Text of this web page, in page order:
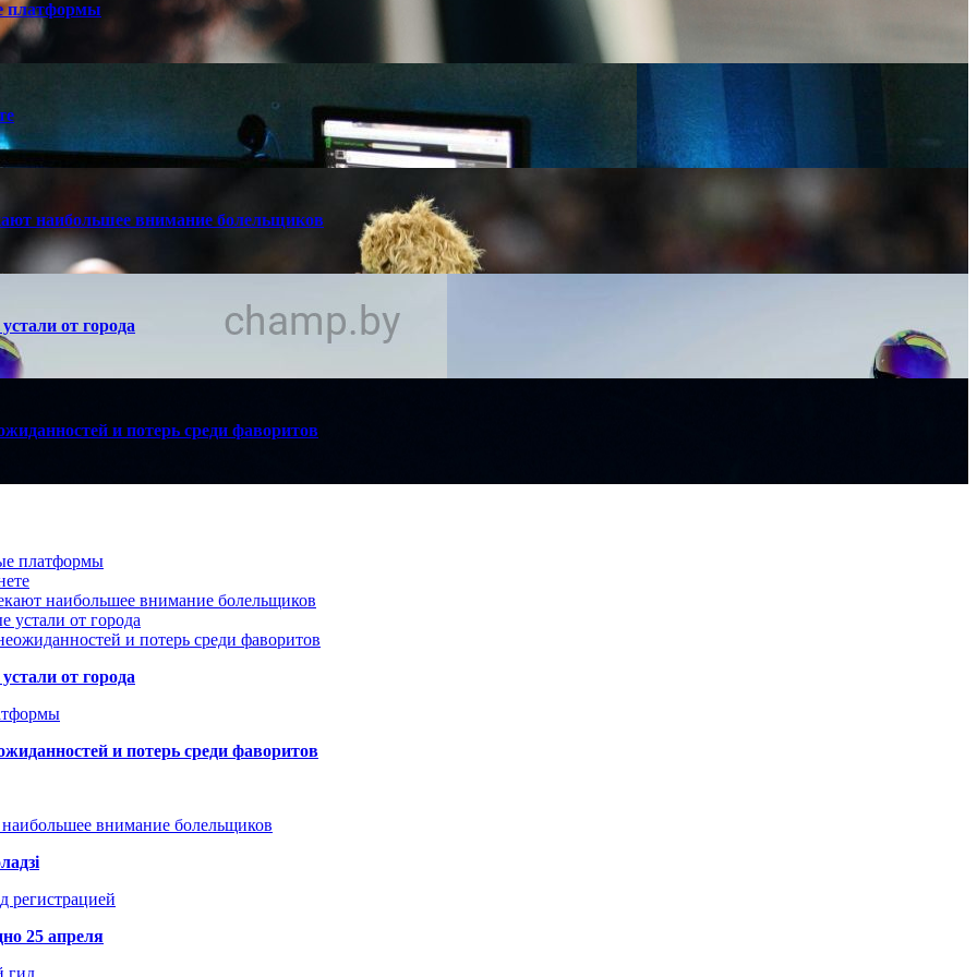
платформы
наибольшее внимание болельщиков
от города
и потерь среди фаворитов
платформы
наибольшее внимание болельщиков
устали от города
и потерь среди фаворитов
от города
и потерь среди фаворитов
внимание болельщиков
регистрацией
25 апреля
гид